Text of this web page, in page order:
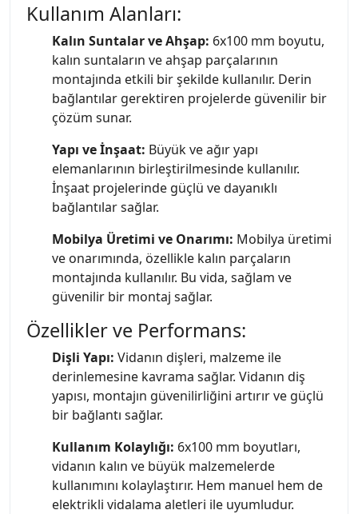
Kullanım Alanları:
Kalın Suntalar ve Ahşap: 6x100 mm boyutu,
kalın suntaların ve ahşap parçalarının
montajında etkili bir şekilde kullanılır. Derin
bağlantılar gerektiren projelerde güvenilir bir
çözüm sunar.
Yapı ve İnşaat: Büyük ve ağır yapı
elemanlarının birleştirilmesinde kullanılır.
İnşaat projelerinde güçlü ve dayanıklı
bağlantılar sağlar.
Mobilya Üretimi ve Onarımı: Mobilya üretimi
ve onarımında, özellikle kalın parçaların
montajında kullanılır. Bu vida, sağlam ve
güvenilir bir montaj sağlar.
Özellikler ve Performans:
Dişli Yapı: Vidanın dişleri, malzeme ile
derinlemesine kavrama sağlar. Vidanın diş
yapısı, montajın güvenilirliğini artırır ve güçlü
bir bağlantı sağlar.
Kullanım Kolaylığı: 6x100 mm boyutları,
vidanın kalın ve büyük malzemelerde
kullanımını kolaylaştırır. Hem manuel hem de
elektrikli vidalama aletleri ile uyumludur.